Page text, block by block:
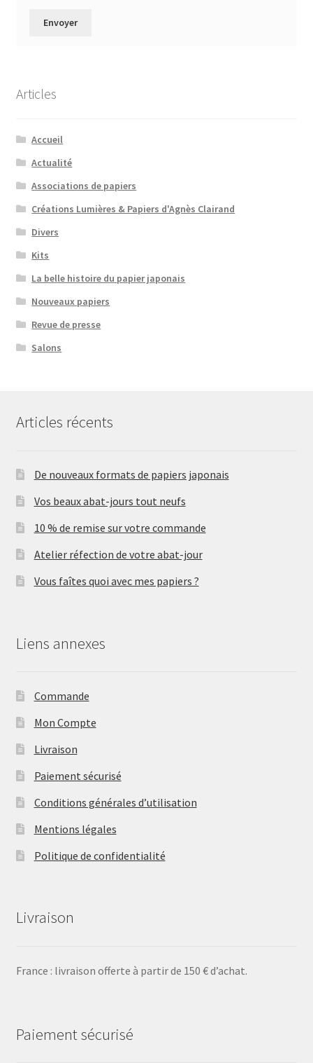
Articles
Accueil
Actualité
Associations de papiers
Créations Lumières & Papiers d'Agnès Clairand
Divers
Kits
La belle histoire du papier japonais
Nouveaux papiers
Revue de presse
Salons
Articles récents
De nouveaux formats de papiers japonais
Vos beaux abat-jours tout neufs
10 % de remise sur votre commande
Atelier réfection de votre abat-jour
Vous faîtes quoi avec mes papiers ?
Liens annexes
Commande
Mon Compte
Livraison
Paiement sécurisé
Conditions générales d’utilisation
Mentions légales
Politique de confidentialité
Livraison
France : livraison offerte à partir de 150 € d’achat.
Paiement sécurisé